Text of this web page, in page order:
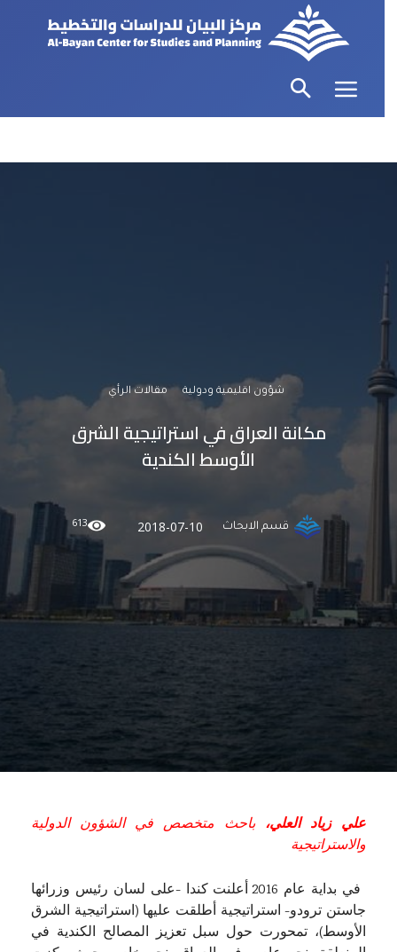
شؤون اقليمية ودولية مقالات الرأي
مكانة العراق في استراتيجية الشرق
الأوسط الكندية
قسم الابحاث 2018-07-10
613
علي زياد العلي،باحث متخصص في الشؤون الدولية
والاستراتيجية
في بداية عام 2016 أعلنت كندا -على لسان رئيس وزرائها
جاستن ترودو- استراتيجية أطلقت عليها (استراتيجية الشرق
الأوسط)، تمحورت حول سبل تعزيز المصالح الكندية في